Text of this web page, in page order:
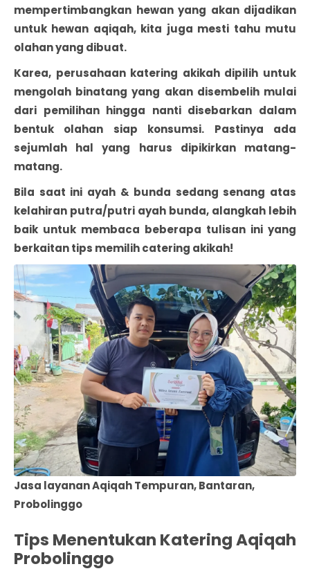
mempertimbangkan hewan yang akan dijadikan
untuk hewan aqiqah, kita juga mesti tahu mutu
olahan yang dibuat.
Karea, perusahaan katering akikah dipilih untuk
mengolah binatang yang akan disembelih mulai
dari pemilihan hingga nanti disebarkan dalam
bentuk olahan siap konsumsi. Pastinya ada
sejumlah hal yang harus dipikirkan matang-
matang.
Bila saat ini ayah & bunda sedang senang atas
kelahiran putra/putri ayah bunda, alangkah lebih
baik untuk membaca beberapa tulisan ini yang
berkaitan tips memilih catering akikah!
Jasa layanan Aqiqah Tempuran, Bantaran,
Probolinggo
Tips Menentukan Katering Aqiqah
Probolinggo